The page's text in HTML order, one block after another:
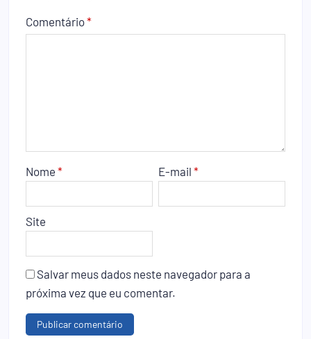
Comentário*
Nome * E-mail *
Site
Salvar meus dados neste navegador para a
próxima vez que eu comentar.